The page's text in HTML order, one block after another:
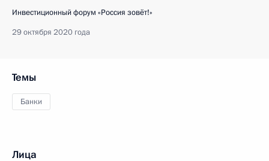
Инвестиционный форум «Россия зовёт!»
29 октября 2020 года
Темы
Банки
Лица